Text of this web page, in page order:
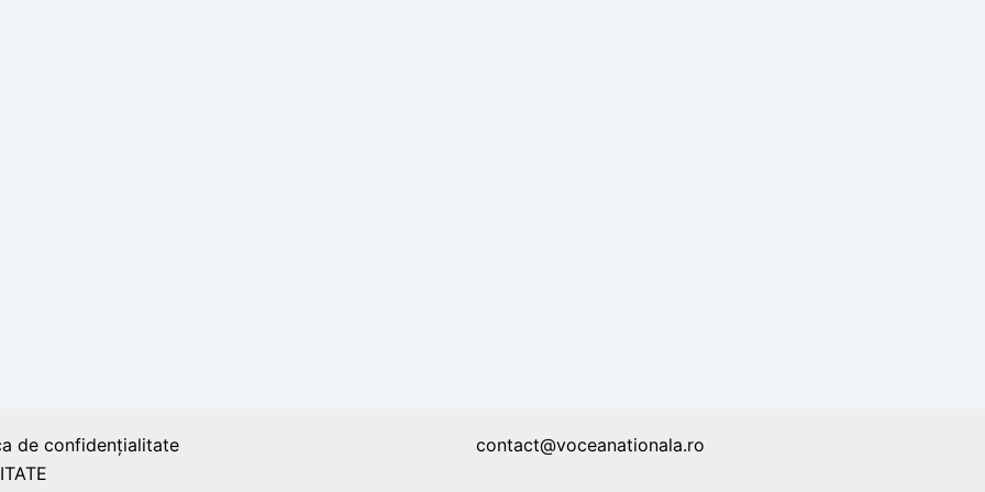
de confidențialitate
contact@voceanationala.ro